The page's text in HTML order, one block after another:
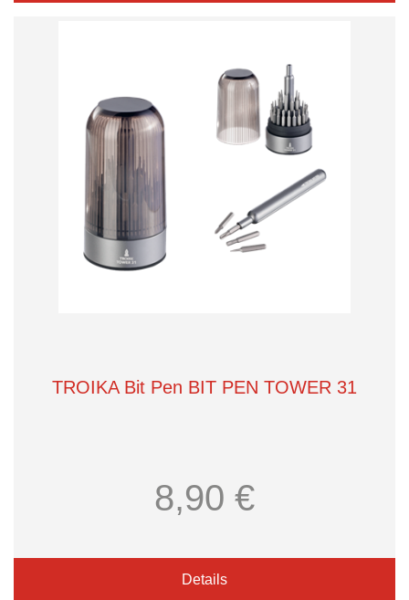
TROIKA Bit Pen BIT PEN TOWER 31
8,90 €
Details